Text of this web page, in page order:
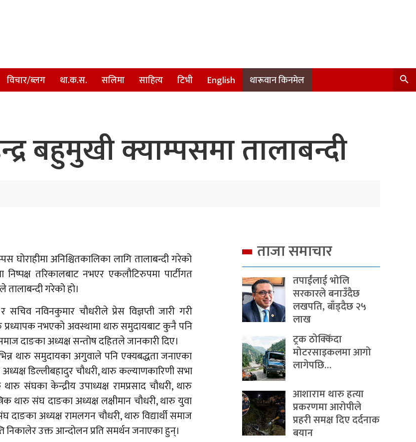
विचार/ब्लग था.क.स. सलिमा साहित्य टिभी English थारूवान किनमेल
बहुमुखी क्याम्पसमा तालाबन्दी
घोराहीमा अनिश्चितकालिका लागि तालाबन्दी गरेको
तरिकालबाट नभएर एकलौटिरुपमा पार्टीगत
तालाबन्दी गरेको हो।
नविनकुमार चौधरीले प्रेस विज्ञप्ती जारी गरी
प्रध्यापक नभएको अवस्थामा थारु समुदायबाट कुनै पनि
दाङका अध्यक्ष सन्तोष दहितले जानकारी दिए।
थारु समुदायका अगुवाले पनि एक्यबद्धता जनाएका
डिल्लीबहादुर चौधरी, थारु कल्याणकारिणी सभा
संघका केन्द्रीय उपाध्यक्ष रामप्रसाद चौधरी, थारु
थारु संघ दाङका अध्यक्ष लक्षीमान चौधरी, थारु युवा
दाङका अध्यक्ष रामलगन चौधरी, थारु विद्यार्थी समाज
निकालेर उक्त आन्दोलन प्रति समर्थन जनाएका हुन्।
ताजा समाचार
तपाईंलाई भोलि
सरकारले बनाउँदैछ
लखपति, बाँड्दैछ २५
लाख
ट्रक ठोक्किँदा
मोटरसाइकलमा आगो
लागेपछि…
आशाराम थारु हत्या
प्रकरणमा आरोपीले
प्रहरी समक्ष दिए दर्दनाक
बयान